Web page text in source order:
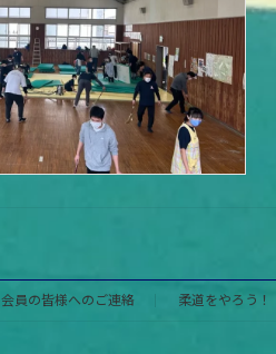
会員の皆様へのご連絡 柔道をやろう！